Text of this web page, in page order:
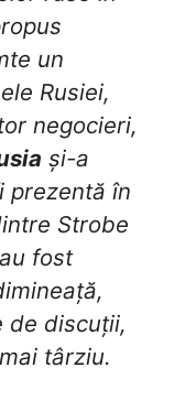
un
Rusiei,
negocieri,
și-a
prezentă în
Strobe
fost
de discuții,
târziu.